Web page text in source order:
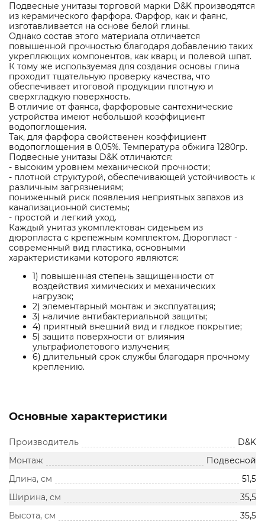
Подвесные унитазы торговой марки D&K производятся
из керамического фарфора. Фарфор, как и фаянс,
изготавливается на основе белой глины.
Однако состав этого материала отличается
повышенной прочностью благодаря добавлению таких
укрепляющих компонентов, как кварц и полевой шпат.
К тому же используемая для создания основы глина
проходит тщательную проверку качества, что
обеспечивает итоговой продукции плотную и
сверхгладкую поверхность.
В отличие от фаянса, фарфоровые сантехнические
устройства имеют небольшой коэффициент
водопоглощения.
Так, для фарфора свойственен коэффициент
водопоглощения в 0,05%. Температура обжига 1280гр.
Подвесные унитазы D&K отличаются:
- высоким уровнем механической прочности;
- плотной структурой, обеспечивающей устойчивость к
различным загрязнениям;
пониженный риск появления неприятных запахов из
канализационной системы;
- простой и легкий уход.
Каждый унитаз укомплектован сиденьем из
дюропласта с крепежным комплектом. Дюропласт -
современный вид пластика, основными
характеристиками которого являются:
1) повышенная степень защищенности от
воздействия химических и механических
нагрузок;
2) элементарный монтаж и эксплуатация;
3) наличие антибактериальной защиты;
4) приятный внешний вид и гладкое покрытие;
5) защита поверхности от влияния
ультрафиолетового излучения;
6) длительный срок службы благодаря прочному
креплению.
Основные характеристики
Производитель
D&K
Монтаж
Подвесной
Длина, см
51,5
Ширина, см
35,5
Высота, см
35,5